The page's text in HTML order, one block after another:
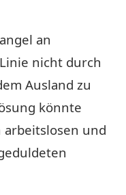
an
nicht durch
Ausland zu
könnte
arbeitslosen und